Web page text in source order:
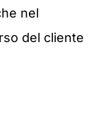
nel
del cliente